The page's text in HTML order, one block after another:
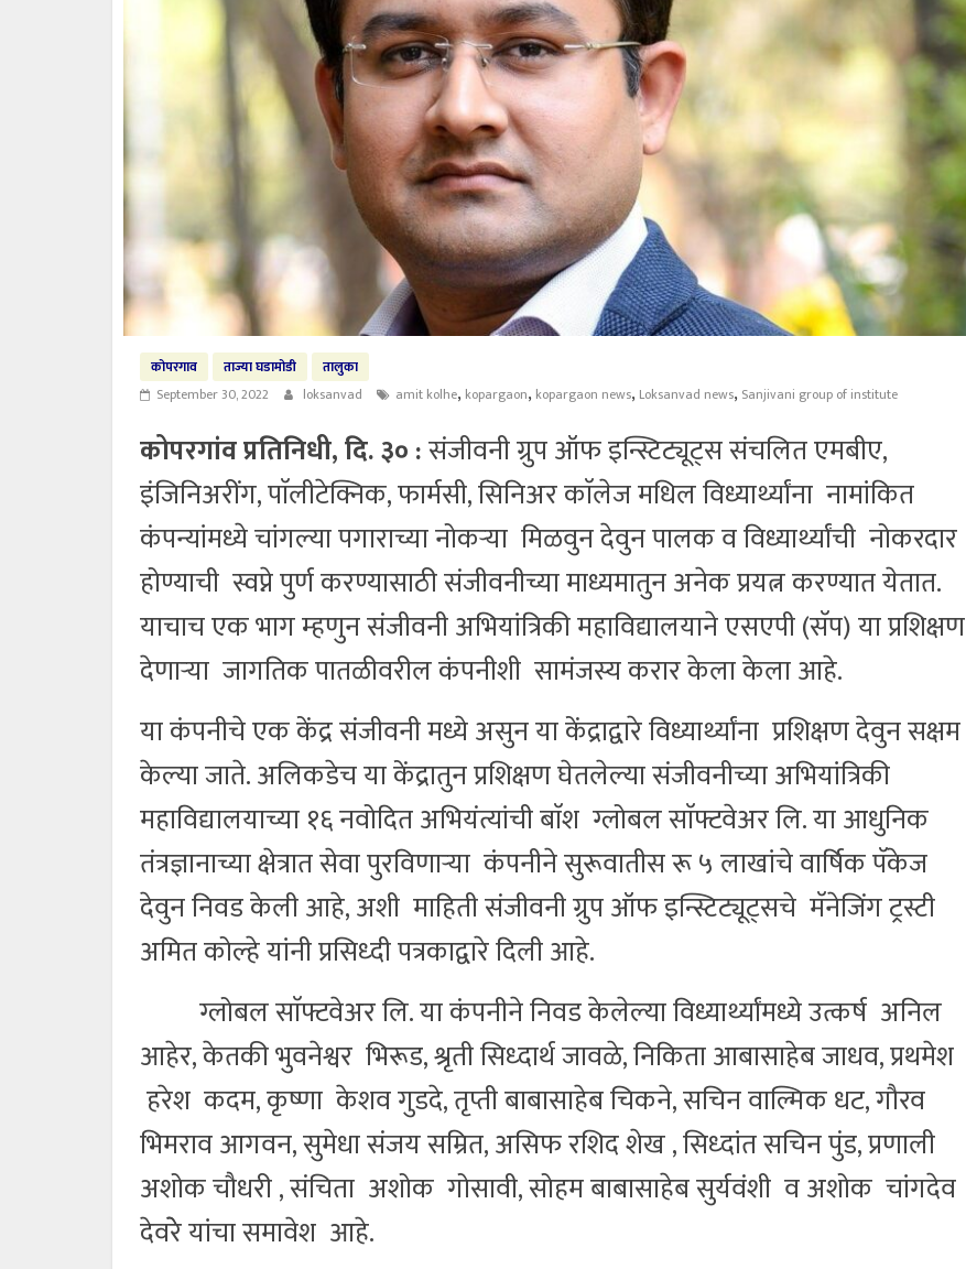
कोपरगाव ताज्या घडामोडी
तालुका
September 30, 2022
loksanvad amit kolhe, kopargaon, kopargaon news, Loksanvad news, Sanjivani group of institute
कोपरगांव प्रतिनिधी, दि. ३० :संजीवनी ग्रुप ऑफ इन्स्टिट्यूट्स संचलित एमबीए,
इंजिनिअरींग, पाॅलीटेक्निक, फार्मसी, सिनिअर काॅलेज मधिल विध्यार्थ्यांना नामांकित
कंपन्यांमध्ये चांगल्या पगाराच्या नोकऱ्या मिळवुन देवुन पालक व विध्यार्थ्यांची नोकरदार
होण्याची स्वप्ने पुर्ण करण्यासाठी संजीवनीच्या माध्यमातुन अनेक प्रयत्न करण्यात येतात.
याचाच एक भाग म्हणुन संजीवनी अभियांत्रिकी महाविद्यालयाने एसएपी (सॅप) या प्रशिक्षण
देणाऱ्या जागतिक पातळीवरील कंपनीशी सामंजस्य करार केला केला आहे.
या कंपनीचे एक केंद्र संजीवनी मध्ये असुन या केंद्राद्वारे विध्यार्थ्यांना प्रशिक्षण देवुन सक्षम
केल्या जाते. अलिकडेच या केंद्रातुन प्रशिक्षण घेतलेल्या संजीवनीच्या अभियांत्रिकी
महाविद्यालयाच्या १६ नवोदित अभियंत्यांची बाॅश ग्लोबल साॅफ्टवेअर लि. या आधुनिक
तंत्रज्ञानाच्या क्षेत्रात सेवा पुरविणाऱ्या कंपनीने सुरूवातीस रू ५ लाखांचे वार्षिक पॅकेज
देवुन निवड केली आहे, अशी माहिती संजीवनी ग्रुप ऑफ इन्स्टिट्यूट्सचे मॅनेजिंग ट्रस्टी
अमित कोल्हे यांनी प्रसिध्दी पत्रकाद्वारे दिली आहे.
ग्लोबल साॅफ्टवेअर लि. या कंपनीने निवड केलेल्या विध्यार्थ्यांमध्ये उत्कर्ष अनिल
आहेर, केतकी भुवनेश्वर भिरूड, श्रृती सिध्दार्थ जावळे, निकिता आबासाहेब जाधव, प्रथमेश
हरेश कदम, कृष्णा केशव गुडदे, तृप्ती बाबासाहेब चिकने, सचिन वाल्मिक धट, गौरव
भिमराव आगवन, सुमेधा संजय सम्रित, असिफ रशिद शेख , सिध्दांत सचिन पुंड, प्रणाली
अशोक चौधरी , संचिता अशोक गोसावी, सोहम बाबासाहेब सुर्यवंशी व अशोक चांगदेव
देवरेे यांचा समावेश आहे.